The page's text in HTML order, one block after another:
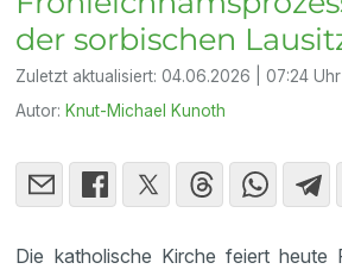
der sorbischen
Zuletzt aktualisiert:04.06.2026 | 07:24 Uhr
Autor: Knut-Michael Kunoth
Die katholische Kirche feiert heute